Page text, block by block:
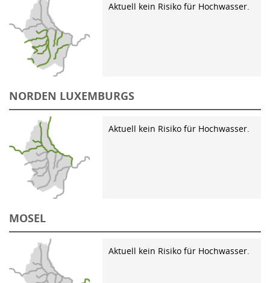
Aktuell kein Risiko für Hochwasser.
NORDEN LUXEMBURGS
Aktuell kein Risiko für Hochwasser.
MOSEL
Aktuell kein Risiko für Hochwasser.